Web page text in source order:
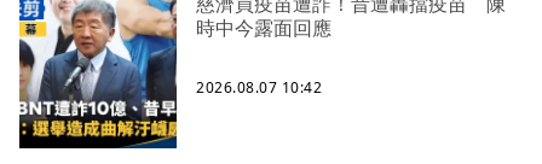
時中今露面回應
2026.08.07 10:42